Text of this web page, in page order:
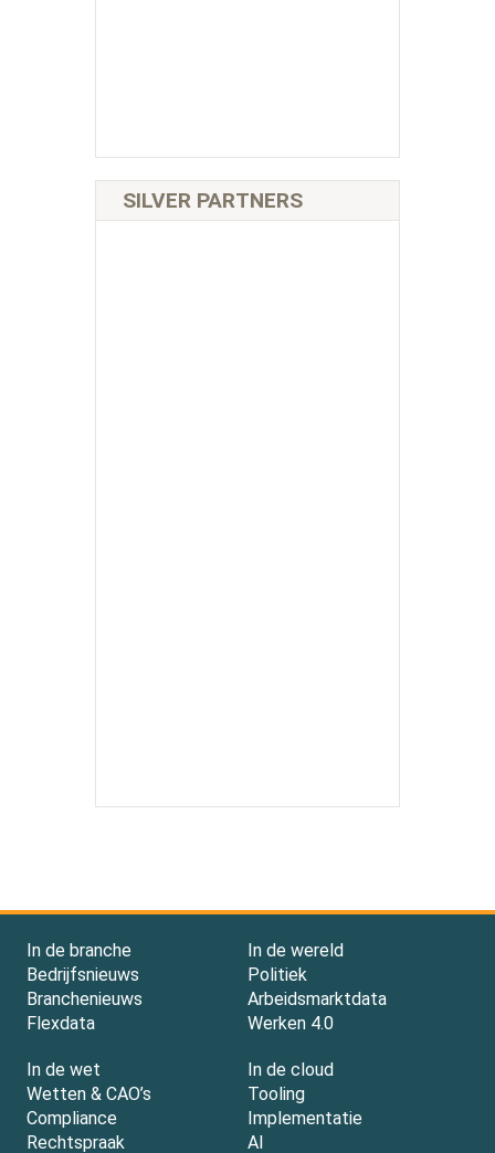
SILVER PARTNERS
In de branche
Bedrijfsnieuws
Branchenieuws
Flexdata
In de wereld
Politiek
Arbeidsmarktdata
Werken 4.0
In de wet
Wetten & CAO’s
Compliance
Rechtspraak
In de cloud
Tooling
Implementatie
AI